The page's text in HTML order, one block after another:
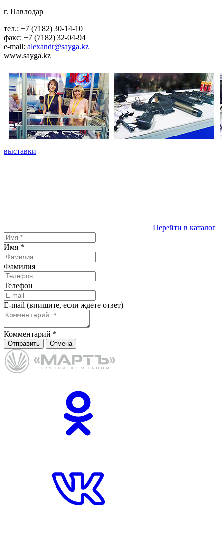
г. Павлодар
тел.: +7 (7182) 30-14-10
факс: +7 (7182) 32-04-94
e-mail: alexandr@sayga.kz
www.sayga.kz
выставки
Перейти в каталог
Имя *
Фамилия
Телефон
E-mail (впишите, если ждете ответ)
Комментарий *
Отправить Отмена